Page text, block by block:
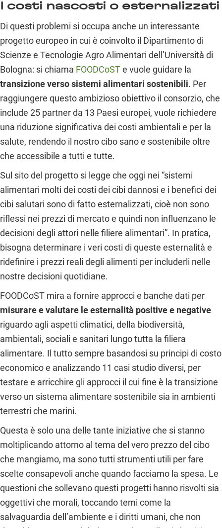
I costi nascosti o esternalizzati
Di questi problemi si occupa anche un interessante
progetto europeo in cui è coinvolto il Dipartimento di
Scienze e Tecnologie Agro Alimentari dell’Università di
Bologna: si chiama FOODCoSTe vuole guidare la
transizione verso sistemi alimentari sostenibili. Per
raggiungere questo ambizioso obiettivo il consorzio, che
include 25 partner da 13 Paesi europei, vuole richiedere
una riduzione significativa dei costi ambientali e per la
salute, rendendo il nostro cibo sano e sostenibile oltre
che accessibile a tutti e tutte.
Sul sito del progetto si legge che oggi nei “sistemi
alimentari molti dei costi dei cibi dannosi e i benefici dei
cibi salutari sono di fatto esternalizzati, cioè non sono
riflessi nei prezzi di mercato e quindi non influenzano le
decisioni degli attori nelle filiere alimentari”. In pratica,
bisogna determinare i veri costi di queste esternalità e
ridefinire i prezzi reali degli alimenti per includerli nelle
nostre decisioni quotidiane.
FOODCoST mira a fornire approcci e banche dati per
misurare e valutare le esternalità positive e negative
riguardo agli aspetti climatici, della biodiversità,
ambientali, sociali e sanitari lungo tutta la filiera
alimentare. Il tutto sempre basandosi su principi di costo
economico e analizzando 11 casi studio diversi, per
testare e arricchire gli approcci il cui fine è la transizione
verso un sistema alimentare sostenibile sia in ambienti
terrestri che marini.
Questa è solo una delle tante iniziative che si stanno
moltiplicando attorno al tema del vero prezzo del cibo
che mangiamo, ma sono tutti strumenti utili per fare
scelte consapevoli anche quando facciamo la spesa. Le
questioni che sollevano questi progetti hanno risvolti sia
oggettivi che morali, toccando temi come la
salvaguardia dell’ambiente e i diritti umani, che non